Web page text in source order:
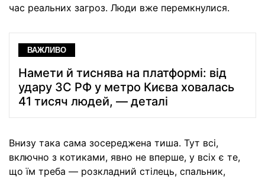
час реальних загроз. Люди вже перемкнулися.
ВАЖЛИВО
Намети й тиснява на платформі: від
удару ЗС РФ у метро Києва ховалась
41 тисяч людей, — деталі
Внизу така сама зосереджена тиша. Тут всі,
включно з котиками, явно не вперше, у всіх є те,
що їм треба — розкладний стілець, спальник,